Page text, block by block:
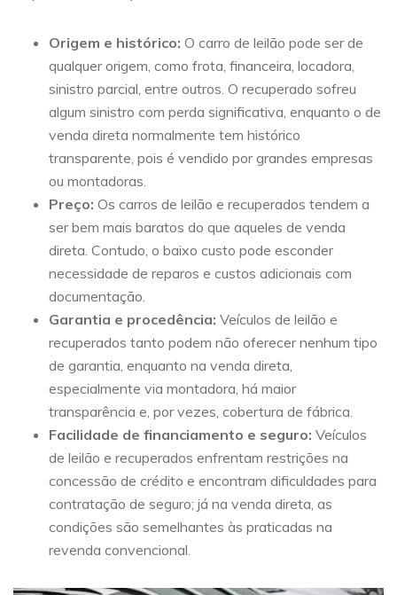
Origem e histórico: O carro de leilão pode ser de
qualquer origem, como frota, financeira, locadora,
sinistro parcial, entre outros. O recuperado sofreu
algum sinistro com perda significativa, enquanto o de
venda direta normalmente tem histórico
transparente, pois é vendido por grandes empresas
ou montadoras.
Preço: Os carros de leilão e recuperados tendem a
ser bem mais baratos do que aqueles de venda
direta. Contudo, o baixo custo pode esconder
necessidade de reparos e custos adicionais com
documentação.
Garantia e procedência: Veículos de leilão e
recuperados tanto podem não oferecer nenhum tipo
de garantia, enquanto na venda direta,
especialmente via montadora, há maior
transparência e, por vezes, cobertura de fábrica.
Facilidade de financiamento e seguro: Veículos
de leilão e recuperados enfrentam restrições na
concessão de crédito e encontram dificuldades para
contratação de seguro; já na venda direta, as
condições são semelhantes às praticadas na
revenda convencional.